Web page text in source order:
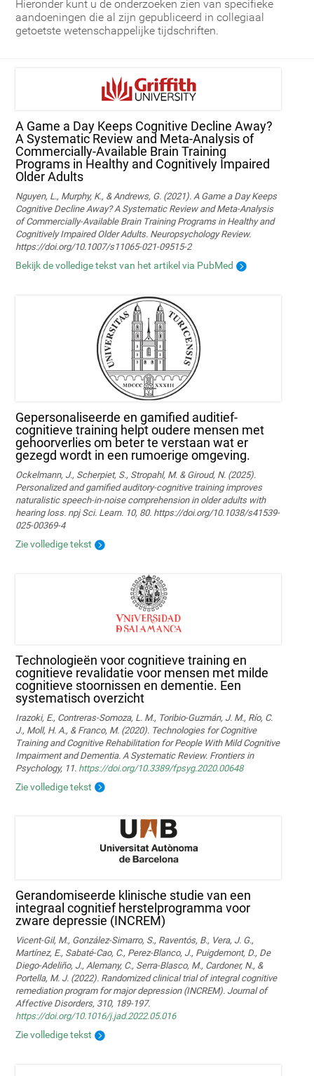
Hieronder kunt u de onderzoeken zien van specifieke
aandoeningen die al zijn gepubliceerd in collegiaal
getoetste wetenschappelijke tijdschriften.
A Game a Day Keeps Cognitive Decline Away?
A Systematic Review and Meta‑Analysis of
Commercially‑Available Brain Training
Programs in Healthy and Cognitively Impaired
Older Adults
Nguyen, L., Murphy, K., & Andrews, G. (2021). A Game a Day Keeps
Cognitive Decline Away? A Systematic Review and Meta-Analysis
of Commercially-Available Brain Training Programs in Healthy and
Cognitively Impaired Older Adults. Neuropsychology Review.
https://doi.org/10.1007/s11065-021-09515-2
Bekijk de volledige tekst van het artikel via PubMed
Gepersonaliseerde en gamified auditief-
cognitieve training helpt oudere mensen met
gehoorverlies om beter te verstaan wat er
gezegd wordt in een rumoerige omgeving.
Ockelmann, J., Scherpiet, S., Stropahl, M. & Giroud, N. (2025).
Personalized and gamified auditory-cognitive training improves
naturalistic speech-in-noise comprehension in older adults with
hearing loss. npj Sci. Learn. 10, 80. https://doi.org/10.1038/s41539-
025-00369-4
Zie volledige tekst
Technologieën voor cognitieve training en
cognitieve revalidatie voor mensen met milde
cognitieve stoornissen en dementie. Een
systematisch overzicht
Irazoki, E., Contreras-Somoza, L. M., Toribio-Guzmán, J. M., Río, C.
J., Moll, H. A., & Franco, M. (2020). Technologies for Cognitive
Training and Cognitive Rehabilitation for People With Mild Cognitive
Impairment and Dementia. A Systematic Review. Frontiers in
Psychology, 11. https://doi.org/10.3389/fpsyg.2020.00648
Zie volledige tekst
Gerandomiseerde klinische studie van een
integraal cognitief herstelprogramma voor
zware depressie (INCREM)
Vicent-Gil, M., González-Simarro, S., Raventós, B., Vera, J. G.,
Martínez, E., Sabaté-Cao, C., Perez-Blanco, J., Puigdemont, D., De
Diego-Adeliño, J., Alemany, C., Serra-Blasco, M., Cardoner, N., &
Portella, M. J. (2022). Randomized clinical trial of integral cognitive
remediation program for major depression (INCREM). Journal of
Affective Disorders, 310, 189-197.
https://doi.org/10.1016/j.jad.2022.05.016
Zie volledige tekst